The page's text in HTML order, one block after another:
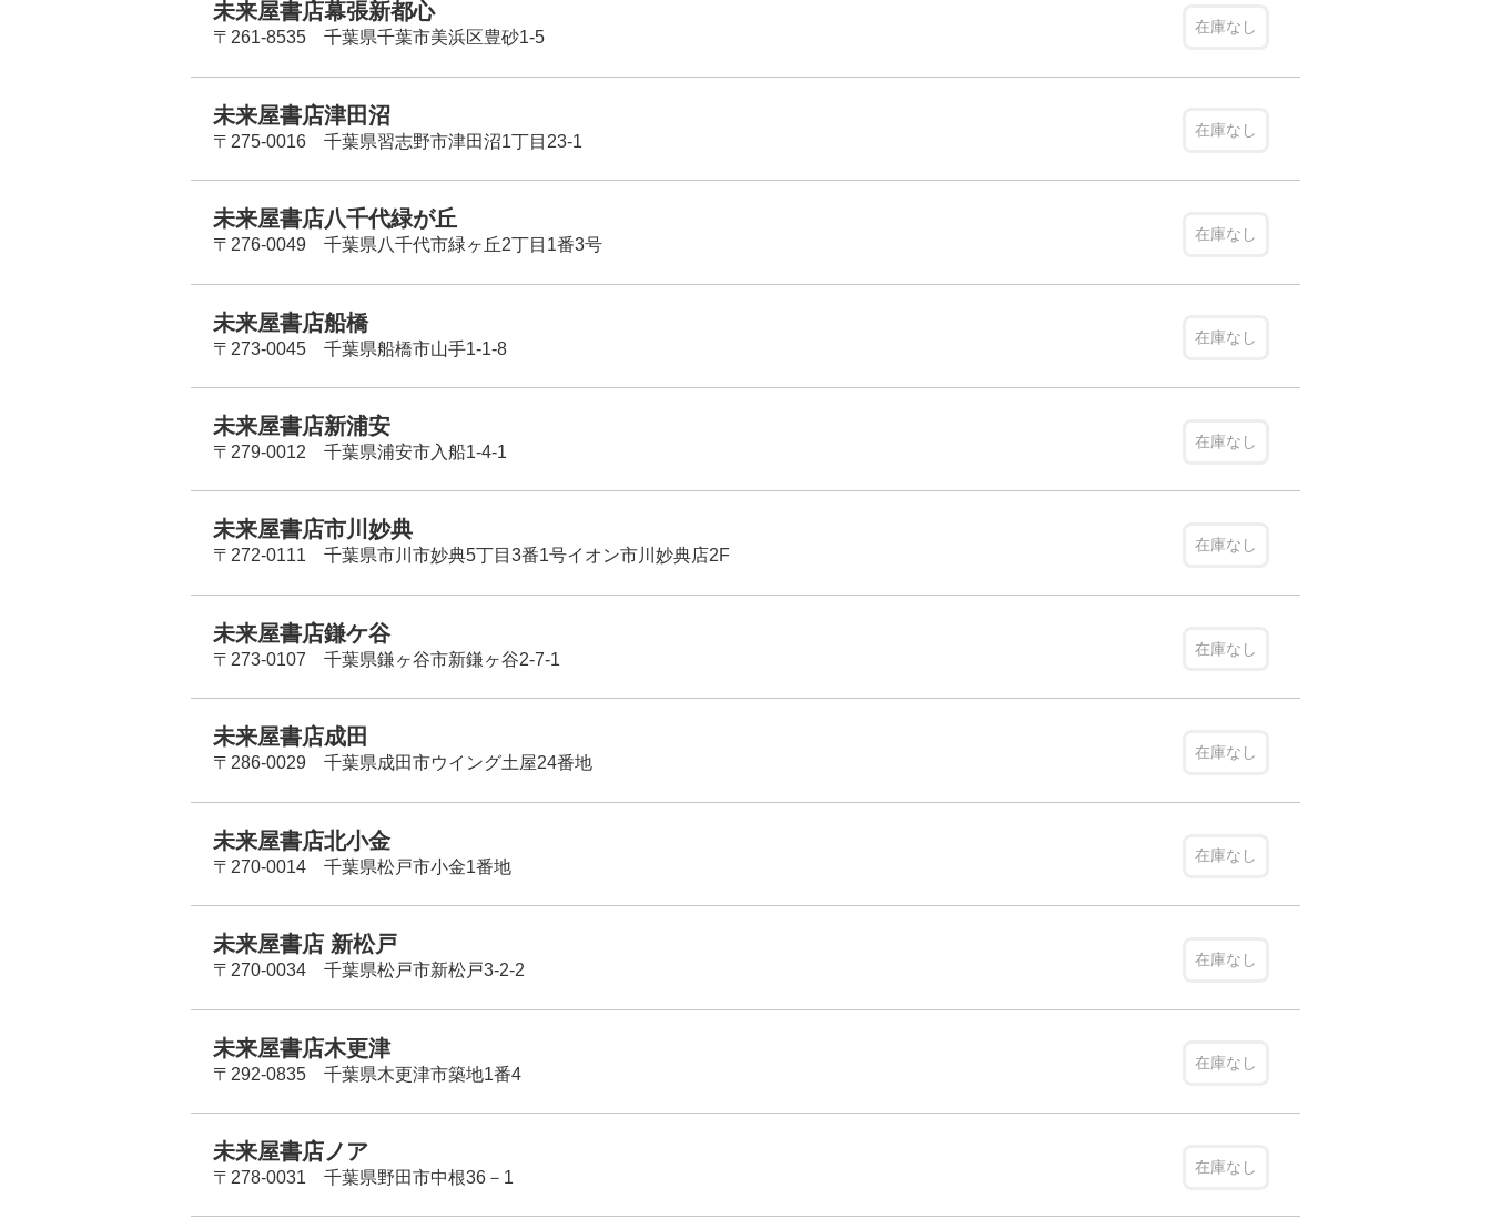
未来屋書店幕張新都心
〒261-8535 千葉県千葉市美浜区豊砂1-5
在庫なし
未来屋書店津田沼
〒275-0016 千葉県習志野市津田沼1丁目23-1
在庫なし
未来屋書店八千代緑が丘
〒276-0049 千葉県八千代市緑ヶ丘2丁目1番3号
在庫なし
未来屋書店船橋
〒273-0045 千葉県船橋市山手1-1-8
在庫なし
未来屋書店新浦安
〒279-0012 千葉県浦安市入船1-4-1
在庫なし
未来屋書店市川妙典
〒272-0111 千葉県市川市妙典5丁目3番1号イオン市川妙典店2F
在庫なし
未来屋書店鎌ケ谷
〒273-0107 千葉県鎌ヶ谷市新鎌ヶ谷2-7-1
在庫なし
未来屋書店成田
〒286-0029 千葉県成田市ウイング土屋24番地
在庫なし
未来屋書店北小金
〒270-0014 千葉県松戸市小金1番地
在庫なし
未来屋書店 新松戸
〒270-0034 千葉県松戸市新松戸3-2-2
在庫なし
未来屋書店木更津
〒292-0835 千葉県木更津市築地1番4
在庫なし
未来屋書店ノア
〒278-0031 千葉県野田市中根36－1
在庫なし